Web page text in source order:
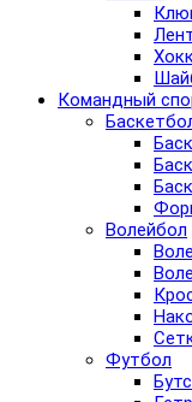
Командный
Волейбол
Футбол